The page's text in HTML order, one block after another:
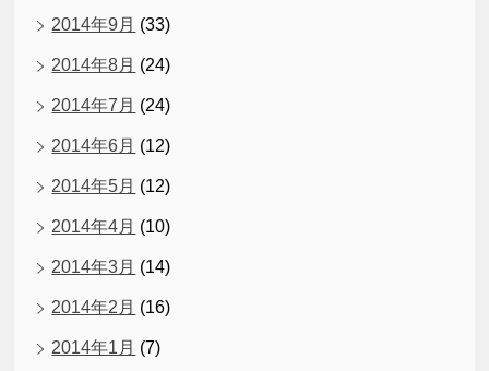
2014年9月 (33)
2014年8月 (24)
2014年7月 (24)
2014年6月 (12)
2014年5月 (12)
2014年4月 (10)
2014年3月 (14)
2014年2月 (16)
2014年1月 (7)